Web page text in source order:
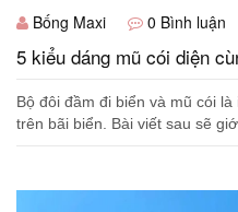
Bống Maxi
0 Bình luận
5 kiểu dáng mũ cói diện
Bộ đôi đầm đi biển và mũ cói
trên bãi biển. Bài viết sau sẽ